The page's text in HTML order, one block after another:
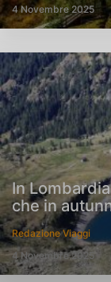
4 Novembre 2025
In
che in
Redazione Viaggi
4 Novembre 2025